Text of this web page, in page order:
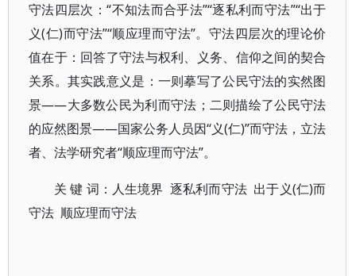
守法四层次：“不知法而合乎法”“逐私利而守法”“出于
义(仁)而守法”“顺应理而守法”。守法四层次的理论价
值在于：回答了守法与权利、义务、信仰之间的契合
关系。其实践意义是：一则摹写了公民守法的实然图
景——大多数公民为利而守法；二则描绘了公民守法
的应然图景——国家公务人员因“义(仁)”而守法，立法
者、法学研究者“顺应理而守法”。
关 键 词：人生境界 逐私利而守法 出于义(仁)而
守法 顺应理而守法